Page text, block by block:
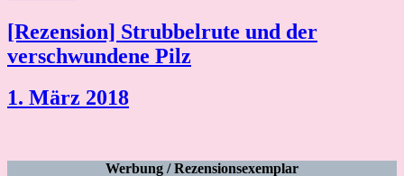
[Rezension] Strubbelrute und der
verschwundene Pilz
1. März 2018
Werbung / Rezensionsexemplar